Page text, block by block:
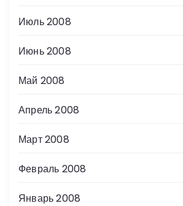
Июль 2008
Июнь 2008
Май 2008
Апрель 2008
Март 2008
Февраль 2008
Январь 2008